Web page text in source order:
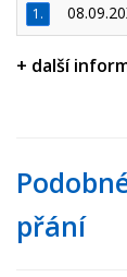
1.
+ další
přání